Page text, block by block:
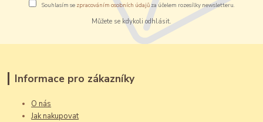
Souhlasím se zpracováním osobních údajůza účelem rozesílky newsletteru.
Můžete se kdykoli odhlásit.
Informace pro zákazníky
O nás
Jak nakupovat